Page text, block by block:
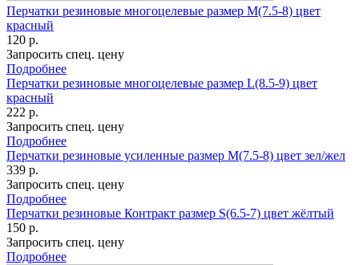
Перчатки резиновые многоцелевые размер M(7.5-8) цвет
красный
120 р.
Запросить спец. цену
Подробнее
Перчатки резиновые многоцелевые размер L(8.5-9) цвет
красный
222 р.
Запросить спец. цену
Подробнее
Перчатки резиновые усиленные размер M(7.5-8) цвет зел/жел
339 р.
Запросить спец. цену
Подробнее
Перчатки резиновые Контракт размер S(6.5-7) цвет жёлтый
150 р.
Запросить спец. цену
Подробнее